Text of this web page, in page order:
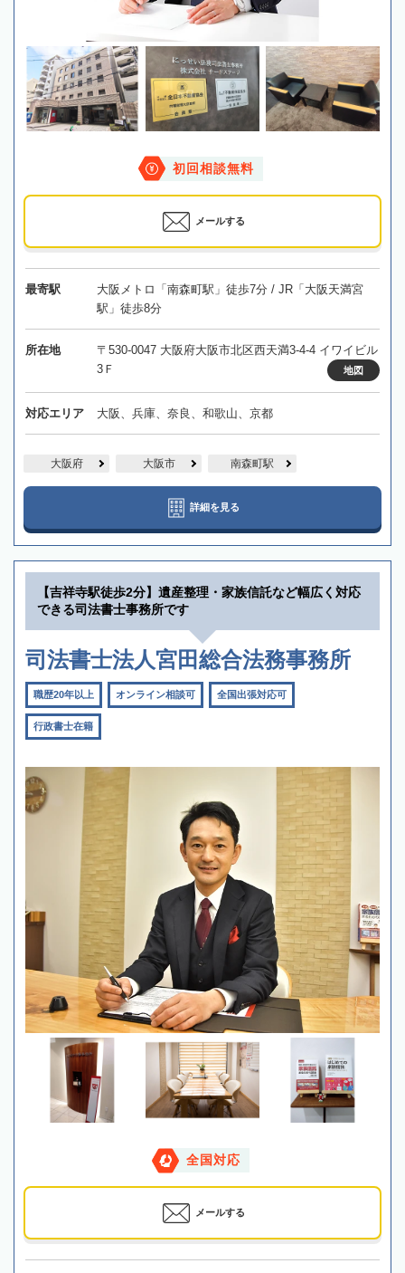
初回相談無料
メールする
最寄駅
大阪メトロ「南森町駅」徒歩7分 / JR「大阪天満宮
駅」徒歩8分
所在地
〒530-0047 大阪府大阪市北区西天満3-4-4 イワイビル
3Ｆ
地図
対応エリア 大阪、兵庫、奈良、和歌山、京都
大阪府 大阪市 南森町駅
詳細を見る
【吉祥寺駅徒歩2分】遺産整理・家族信託など幅広く対応
できる司法書士事務所です
司法書士法人宮田総合法務事務所
職歴20年以上 オンライン相談可 全国出張対応可
行政書士在籍
全国対応
メールする